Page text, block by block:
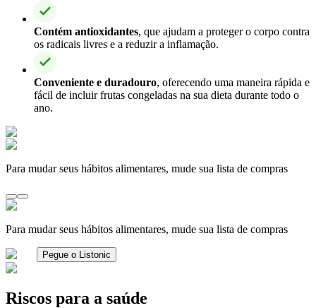
Contém antioxidantes, que ajudam a proteger o corpo contra
os radicais livres e a reduzir a inflamação.
Conveniente e duradouro, oferecendo uma maneira rápida e
fácil de incluir frutas congeladas na sua dieta durante todo o
ano.
Para mudar seus hábitos alimentares, mude sua lista de compras
Para mudar seus hábitos alimentares, mude sua lista de compras
Pegue o Listonic
Riscos para a saúde